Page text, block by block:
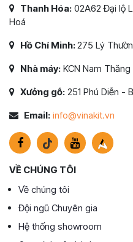
Thanh Hóa: 02A62 Đại lộ
Hoá
Hồ Chí Minh:275 Lý
Nhà máy: KCN Nam
Xưởng gỗ: 251 Phú Diễn -
Email: info@vinakit.vn
VỀ CHÚNG TÔI
Về chúng tôi
Đội ngũ Chuyên gia
Hệ thống showroom